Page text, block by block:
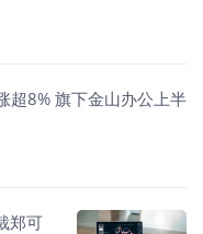
超8% 旗下金山办公上半
郑可